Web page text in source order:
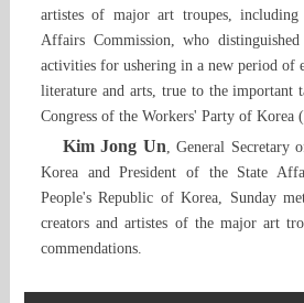
artistes of major art troupes,
Affairs Commission, who
activities for ushering in a new period of
literature and arts, true to the important
Congress of the Workers' Party of Korea
Kim Jong Un, General Secretary
Korea and President of the State
People's Republic of Korea, Sunday
creators and artistes of the major art
commendations.